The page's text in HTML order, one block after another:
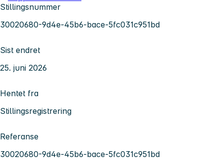
Stillingsnummer
30020680-9d4e-45b6-bace-5fc031c951bd
Sist endret
25. juni 2026
Hentet fra
Stillingsregistrering
Referanse
30020680-9d4e-45b6-bace-5fc031c951bd